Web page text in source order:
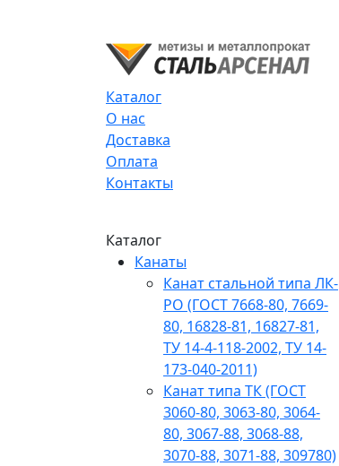
Каталог
О нас
Доставка
Оплата
Контакты
Каталог
Канаты
Канат стальной типа ЛК-
РО (ГОСТ 7668-80, 7669-
80, 16828-81, 16827-81,
ТУ 14-4-118-2002, ТУ 14-
173-040-2011)
Канат типа ТК (ГОСТ
3060-80, 3063-80, 3064-
80, 3067-88, 3068-88,
3070-88, 3071-88, 309780)